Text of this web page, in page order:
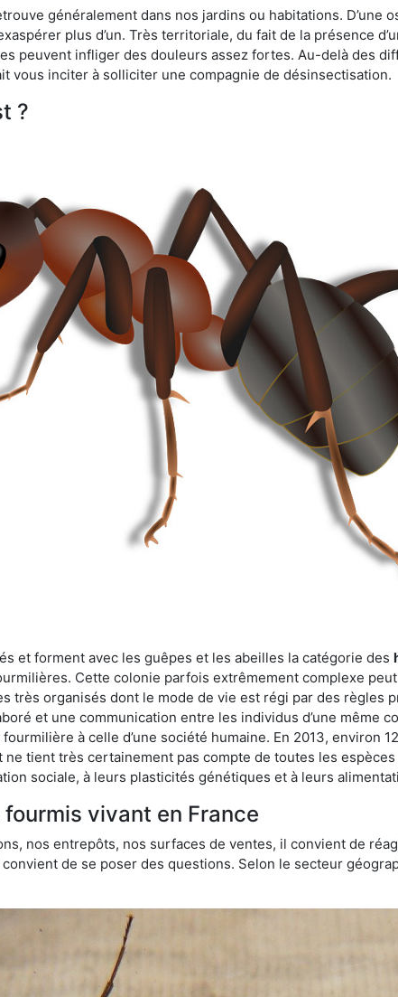
généralement dans nos jardins ou habitations. D’une
plus d’un. Très territoriale, du fait de la présence
peuvent infliger des douleurs assez fortes. Au-delà des
vous inciter à solliciter une compagnie de désinsectisation.
?
et forment avec les guêpes et les abeilles la catégorie des
Cette colonie parfois extrêmement complexe
très organisés dont le mode de vie est régi par des règles
et une communication entre les individus d’une même
à celle d’une société humaine. En 2013, environ
tient très certainement pas compte de toutes les
sociale, à leurs plasticités génétiques et à leurs
vivant en France
nos entrepôts, nos surfaces de ventes, il convient de
convient de se poser des questions. Selon le secteur